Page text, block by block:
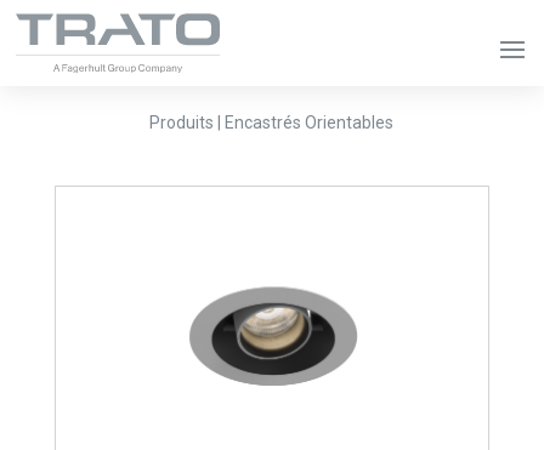
Produits | Encastrés Orientables